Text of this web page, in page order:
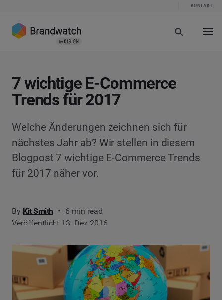
KONTAKT
7 wichtige E-Commerce
Trends für 2017
Welche Änderungen zeichnen sich für
nächstes Jahr ab? Wir stellen in diesem
Blogpost 7 wichtige E-Commerce Trends
für 2017 näher vor.
By Kit Smith
6 min read
Veröffentlicht 13. Dez 2016